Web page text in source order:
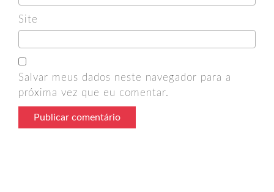
Site
Salvar meus dados neste navegador para a
próxima vez que eu comentar.